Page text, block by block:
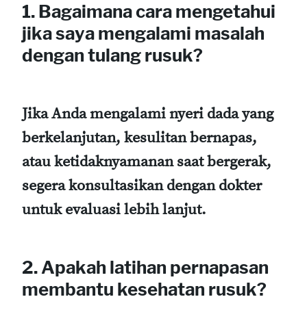
1. Bagaimana cara mengetahui
jika saya mengalami masalah
dengan tulang rusuk?
Jika Anda mengalami nyeri dada yang
berkelanjutan, kesulitan bernapas,
atau ketidaknyamanan saat bergerak,
segera konsultasikan dengan dokter
untuk evaluasi lebih lanjut.
2. Apakah latihan pernapasan
membantu kesehatan rusuk?